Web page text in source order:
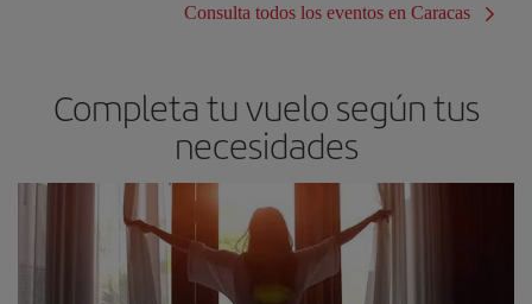
Consulta todos los eventos en Caracas
Completa tu vuelo según tus
necesidades